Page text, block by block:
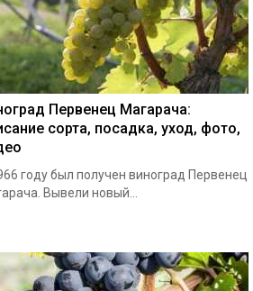
Первенец Магарача:
сорта, посадка, уход, фото,
году был получен виноград Первенец
Вывели новый...